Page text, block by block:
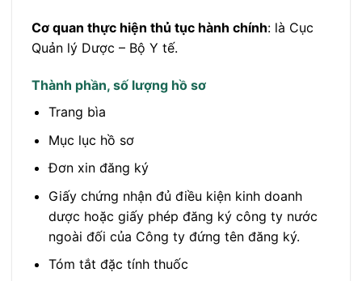
Cơ quan thực hiện thủ tục hành chính: là Cục
Quản lý Dược – Bộ Y tế.
Thành phần, số lượng hồ sơ
Trang bìa
Mục lục hồ sơ
Đơn xin đăng ký
Giấy chứng nhận đủ điều kiện kinh doanh
dược hoặc giấy phép đăng ký công ty nước
ngoài đối của Công ty đứng tên đăng ký.
Tóm tắt đặc tính thuốc